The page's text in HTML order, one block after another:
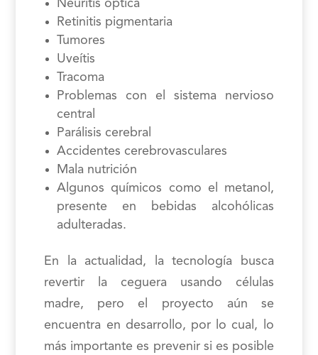
Neuritis óptica
Retinitis pigmentaria
Tumores
Uveítis
Tracoma
Problemas con el sistema nervioso
central
Parálisis cerebral
Accidentes cerebrovasculares
Mala nutrición
Algunos químicos como el metanol,
presente en bebidas alcohólicas
adulteradas.
En la actualidad, la tecnología busca
revertir la ceguera usando células
madre, pero el proyecto aún se
encuentra en desarrollo, por lo cual, lo
más importante es prevenir si es posible